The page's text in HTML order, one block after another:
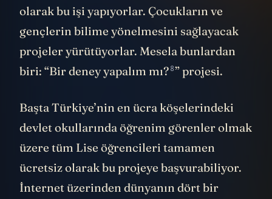
olarak bu işi yapıyorlar. Çocukların ve
gençlerin bilime yönelmesini sağlayacak
projeler yürütüyorlar. Mesela bunlardan
biri: “Bir deney yapalım mı?8” projesi.
Başta Türkiye’nin en ücra köşelerindeki
devlet okullarında öğrenim görenler olmak
üzere tüm Lise öğrencileri tamamen
ücretsiz olarak bu projeye başvurabiliyor.
İnternet üzerinden dünyanın dört bir